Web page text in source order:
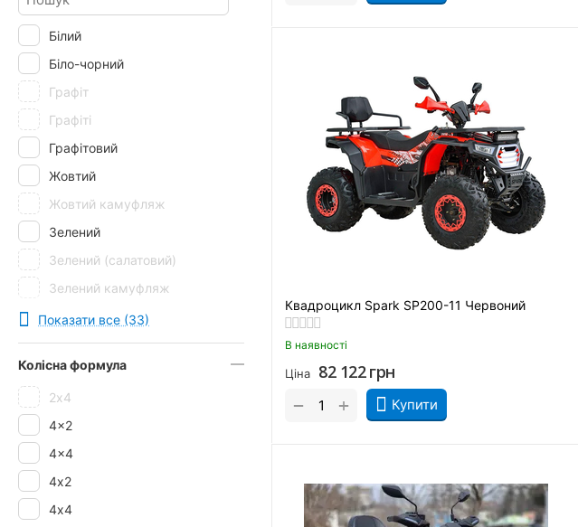
Квадроцикл Spark SP200-11 Червоний
В наявності
Ціна 82 122грн
Купити
+
−
Білий
Біло-чорний
Графіт
Графіті
Графітовий
Жовтий
Жовтий камуфляж
Зелений
Зелений (салатовий)
Зелений камуфляж
Зелений камуфляж.
Камо
Камуфляж
Карбон
Лайм
Оранж
Помаранчевий
Рожевий
Показати все (33)
Колісна формула
2х4
4x2
4x4
4х2
4х4